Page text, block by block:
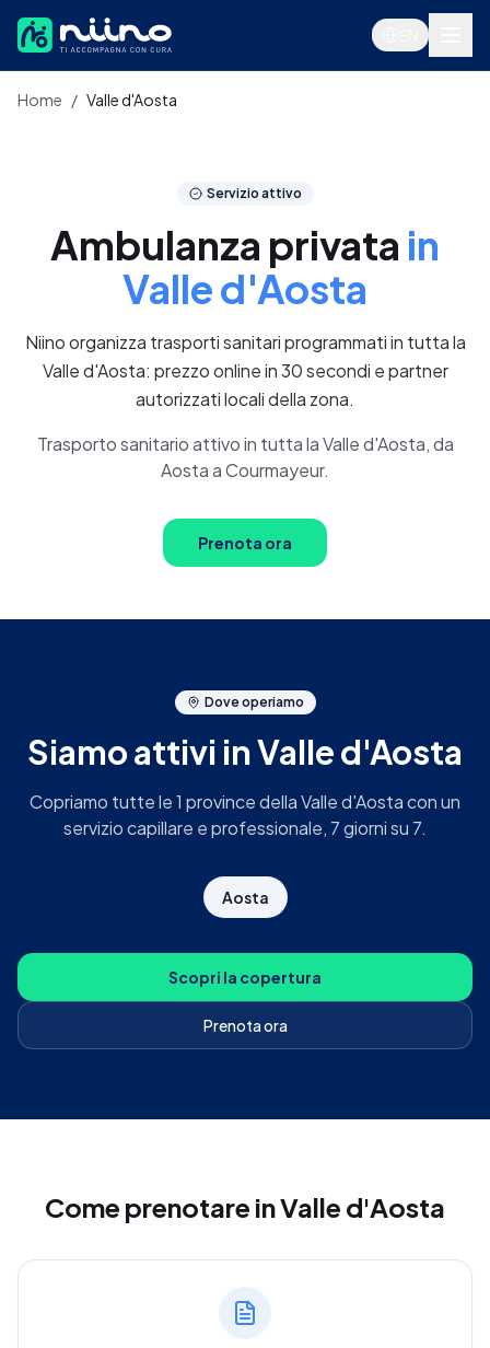
Accedi
Home / Valle d'Aosta
Servizio attivo
Ambulanza privata in
Valle d'Aosta
Niino organizza trasporti sanitari programmati in tutta la
Valle d'Aosta: prezzo online in 30 secondi e partner
autorizzati locali della zona.
Trasporto sanitario attivo in tutta la Valle d'Aosta, da
Aosta a Courmayeur.
Prenota ora
Dove operiamo
Siamo attivi in Valle d'Aosta
Copriamo tutte le 1 province della Valle d'Aosta con un
servizio capillare e professionale, 7 giorni su 7.
Aosta
Scopri la copertura
Prenota ora
Come prenotare in Valle d'Aosta